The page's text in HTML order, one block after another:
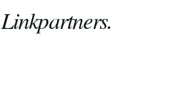
Linkpartners.